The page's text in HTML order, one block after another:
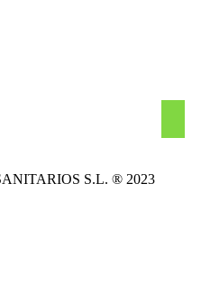
S.L. ® 2023